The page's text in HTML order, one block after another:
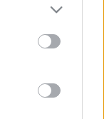
more Google
may click to
party tags to
below Google
az
közöl
mit várjunk a
ő csak